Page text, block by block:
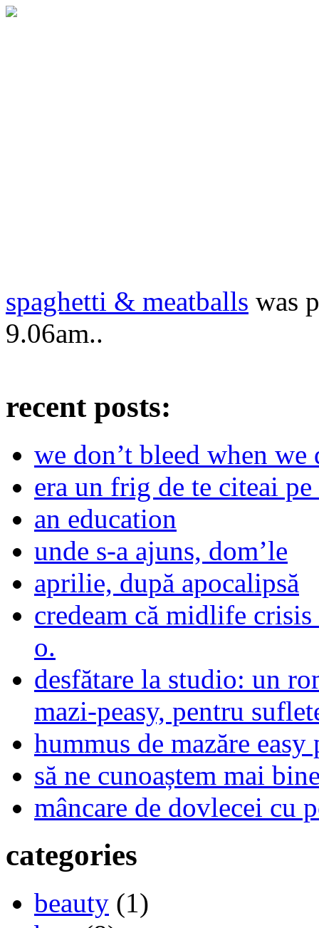
spaghetti & meatballs was
9.06am..
recent posts:
we don’t bleed when we
era un frig de te citeai
an education
unde s-a ajuns, dom’le
aprilie, după apocalipsă
credeam că midlife crisis
o.
desfătare la studio: un
mazi-peasy, pentru
hummus de mazăre easy
să ne cunoaștem mai
mâncare de dovlecei cu
categories
beauty (1)